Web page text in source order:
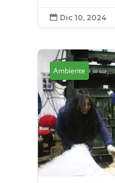
 Dic 10, 2024
Ambiente